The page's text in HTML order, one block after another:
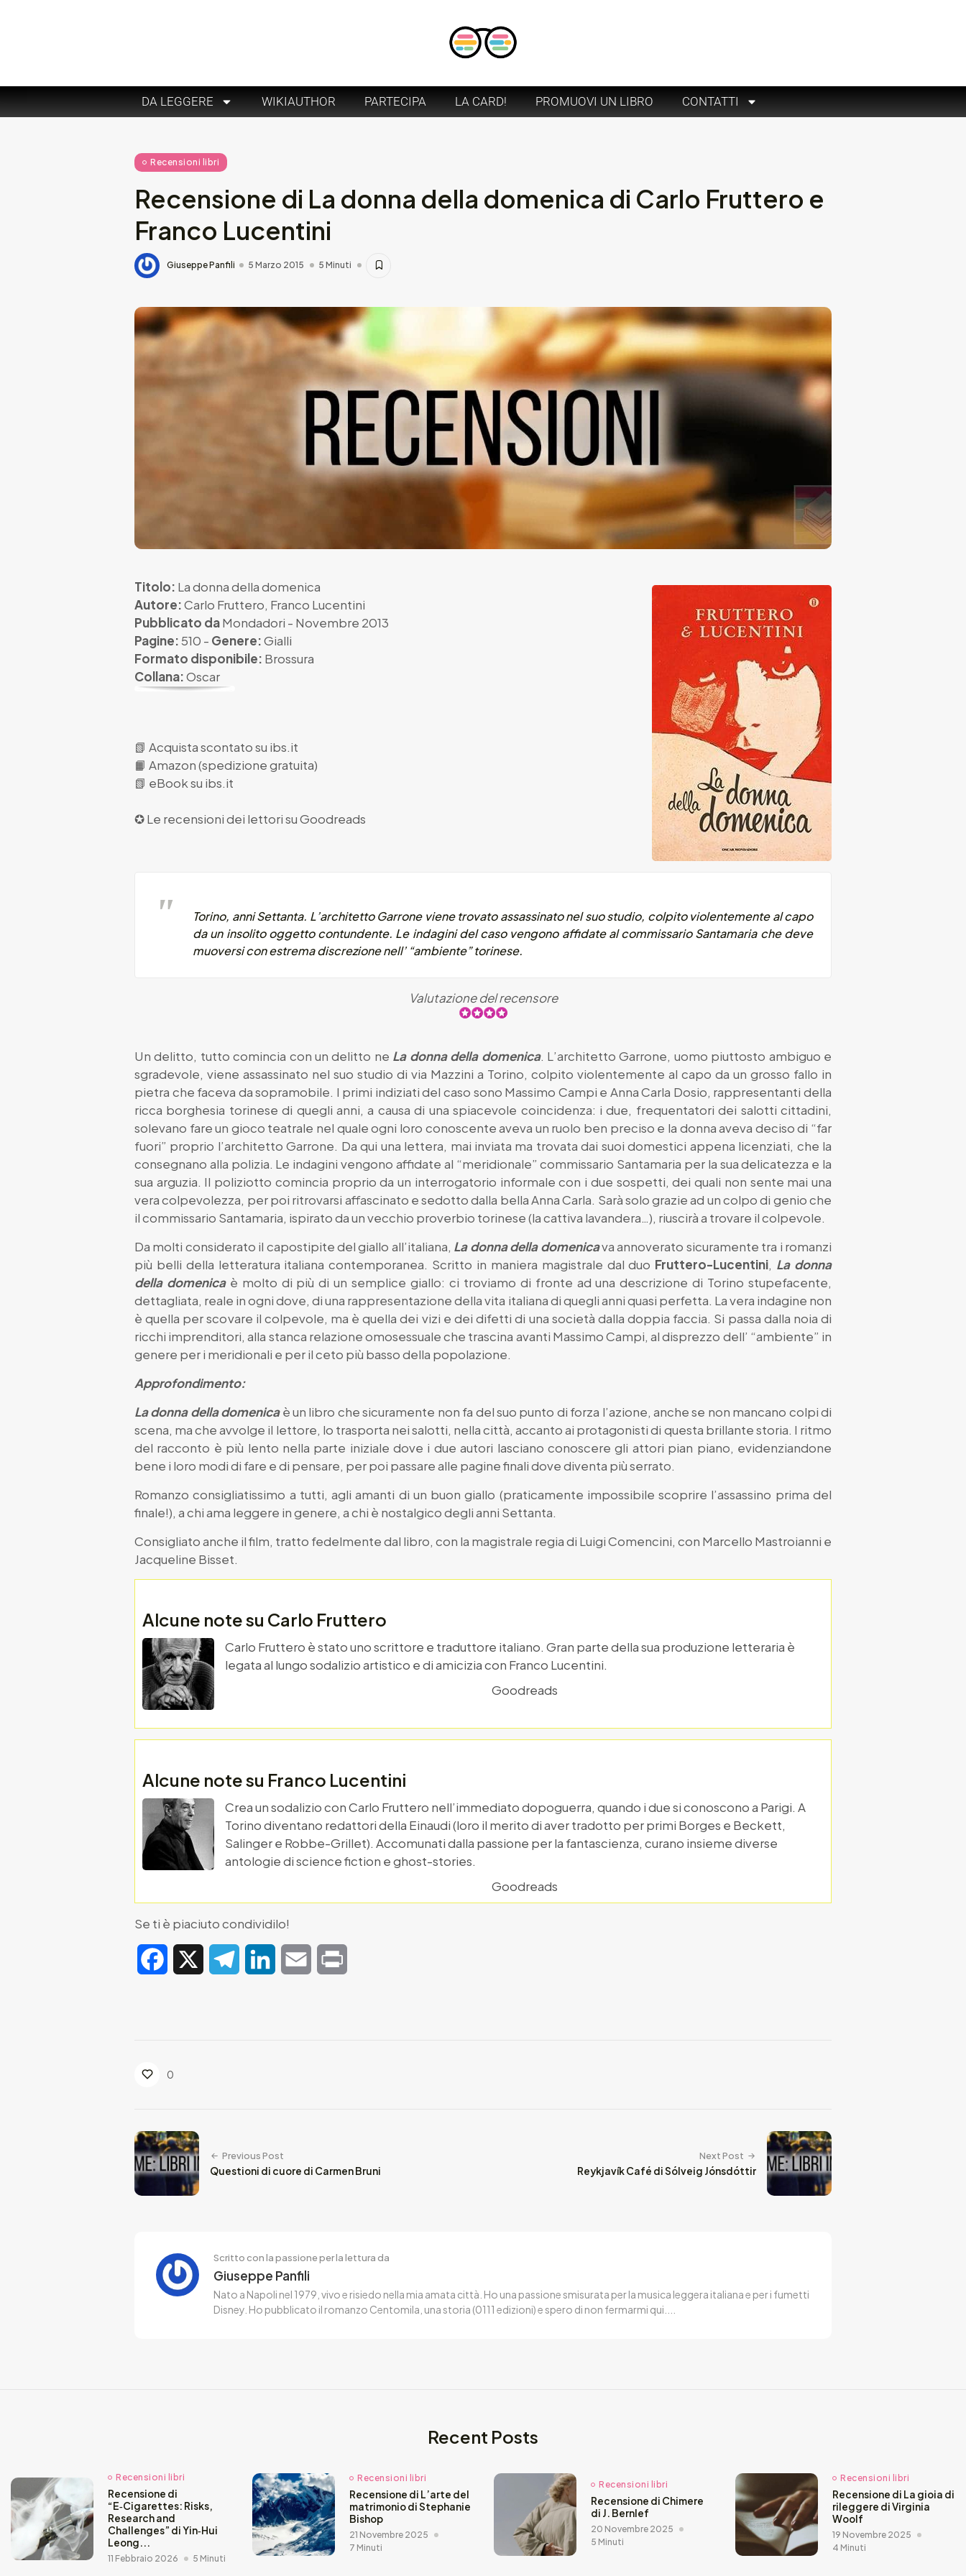
DA LEGGERE WIKIAUTHOR PARTECIPA LA CARD! PROMUOVI UN LIBRO CONTATTI
Recensioni libri
Recensione di La donna della domenica di Carlo Fruttero e
Franco Lucentini
Giuseppe Panfili 5 Marzo 2015 5 Minuti
Titolo: La donna della domenica
Autore:Carlo Fruttero, Franco Lucentini
Pubblicato daMondadori - Novembre 2013
Pagine:510 - Genere:Gialli
Formato disponibile: Brossura
Collana:Oscar
📗 Acquista scontato su ibs.it
📙 Amazon (spedizione gratuita)
📗 eBook su ibs.it
✪ Le recensioni dei lettori suGoodreads
Torino, anni Settanta. L’architetto Garrone viene trovato assassinato nel suo studio, colpito violentemente al capo
da un insolito oggetto contundente. Le indagini del caso vengono affidate al commissario Santamaria che deve
muoversi con estrema discrezione nell’ “ambiente” torinese.
Valutazione del recensore
Un delitto, tutto comincia con un delitto ne La donna della domenica. L’architetto Garrone, uomo piuttosto ambiguo e
sgradevole, viene assassinato nel suo studio di via Mazzini a Torino, colpito violentemente al capo da un grosso fallo in
pietra che faceva da sopramobile. I primi indiziati del caso sono Massimo Campi e Anna Carla Dosio, rappresentanti della
ricca borghesia torinese di quegli anni, a causa di una spiacevole coincidenza: i due, frequentatori dei salotti cittadini,
solevano fare un gioco teatrale nel quale ogni loro conoscente aveva un ruolo ben preciso e la donna aveva deciso di “far
fuori” proprio l’architetto Garrone. Da qui una lettera, mai inviata ma trovata dai suoi domestici appena licenziati, che la
consegnano alla polizia. Le indagini vengono affidate al “meridionale” commissario Santamaria per la sua delicatezza e la
sua arguzia. Il poliziotto comincia proprio da un interrogatorio informale con i due sospetti, dei quali non sente mai una
vera colpevolezza, per poi ritrovarsi affascinato e sedotto dalla bella Anna Carla. Sarà solo grazie ad un colpo di genio che
il commissario Santamaria, ispirato da un vecchio proverbio torinese (la cattiva lavandera…), riuscirà a trovare il colpevole.
Da molti considerato il capostipite del giallo all’italiana, La donna della domenicava annoverato sicuramente tra i romanzi
più belli della letteratura italiana contemporanea. Scritto in maniera magistrale dal duo Fruttero-Lucentini, La donna
della domenica è molto di più di un semplice giallo: ci troviamo di fronte ad una descrizione di Torino stupefacente,
dettagliata, reale in ogni dove, di una rappresentazione della vita italiana di quegli anni quasi perfetta. La vera indagine non
è quella per scovare il colpevole, ma è quella dei vizi e dei difetti di una società dalla doppia faccia. Si passa dalla noia di
ricchi imprenditori, alla stanca relazione omosessuale che trascina avanti Massimo Campi, al disprezzo dell’ “ambiente” in
genere per i meridionali e per il ceto più basso della popolazione.
Approfondimento:
La donna della domenica è un libro che sicuramente non fa del suo punto di forza l’azione, anche se non mancano colpi di
scena, ma che avvolge il lettore, lo trasporta nei salotti, nella città, accanto ai protagonisti di questa brillante storia. I ritmo
del racconto è più lento nella parte iniziale dove i due autori lasciano conoscere gli attori pian piano, evidenziandone
bene i loro modi di fare e di pensare, per poi passare alle pagine finali dove diventa più serrato.
Romanzo consigliatissimo a tutti, agli amanti di un buon giallo (praticamente impossibile scoprire l’assassino prima del
finale!), a chi ama leggere in genere, a chi è nostalgico degli anni Settanta.
Consigliato anche il film, tratto fedelmente dal libro, con la magistrale regia di Luigi Comencini, con Marcello Mastroianni e
Jacqueline Bisset.
Alcune note su Carlo Fruttero
Carlo Fruttero è stato uno scrittore e traduttore italiano. Gran parte della sua produzione letteraria è
legata al lungo sodalizio artistico e di amicizia con Franco Lucentini.
Goodreads
Alcune note su Franco Lucentini
Crea un sodalizio con Carlo Fruttero nell’immediato dopoguerra, quando i due si conoscono a Parigi. A
Torino diventano redattori della Einaudi (loro il merito di aver tradotto per primi Borges e Beckett,
Salinger e Robbe-Grillet). Accomunati dalla passione per la fantascienza, curano insieme diverse
antologie di science fiction e ghost-stories.
Goodreads
Se ti è piaciuto condividilo!
Facebook TelegramLinkedIn Email
0
Previous Post
Questioni di cuore di Carmen Bruni
Next Post
Reykjavík Café di Sólveig Jónsdóttir
Scritto con la passione per la lettura da
Giuseppe Panfili
Nato a Napoli nel 1979, vivo e risiedo nella mia amata città. Ho una passione smisurata per la musica leggera italiana e per i fumetti
Disney. Ho pubblicato il romanzo Centomila, una storia (0111 edizioni) e spero di non fermarmi qui....
Recent Posts
Recensioni libri
Recensione di
“E‑Cigarettes: Risks,
Research and
Challenges” di Yin‑Hui
Leong...
11 Febbraio 2026 5 Minuti
Recensioni libri
Recensione di L’arte del
matrimonio di Stephanie
Bishop
21 Novembre 2025
7 Minuti
Recensioni libri
Recensione di Chimere
di J. Bernlef
20 Novembre 2025
5 Minuti
Recensioni libri
Recensione di La gioia di
rileggere di Virginia
Woolf
19 Novembre 2025
4 Minuti